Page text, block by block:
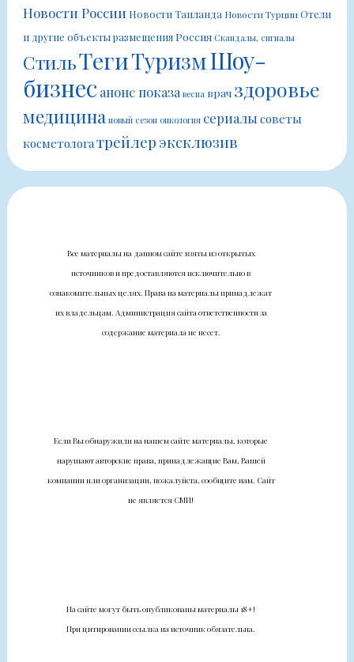
Новости России Новости Таиланда Новости ТурцииОтели
и другие объекты размещенияРоссия Скандалы, сигналы
СтильТегиТуризмШоу-
бизнес анонс показа весна врач здоровье
медицина новый сезон онкология сериалы советы
косметологатрейлер эксклюзив
Все материалы на данном сайте взяты из открытых
источников и предоставляются исключительно в
ознакомительных целях. Права на материалы принадлежат
их владельцам. Администрация сайта ответственности за
содержание материала не несет.
Если Вы обнаружили на нашем сайте материалы, которые
нарушают авторские права, принадлежащие Вам, Вашей
компании или организации, пожалуйста, сообщите нам. Сайт
не является СМИ!
На сайте могут быть опубликованы материалы 18+!
При цитировании ссылка на источник обязательна.